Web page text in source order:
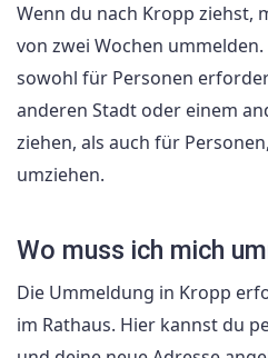
Wenn du nach Kropp ziehst,
von zwei Wochen
sowohl für Personen
anderen Stadt oder einem
ziehen, als auch für
umziehen.
Wo muss ich mich
Die Ummeldung in Kropp
im Rathaus. Hier kannst du